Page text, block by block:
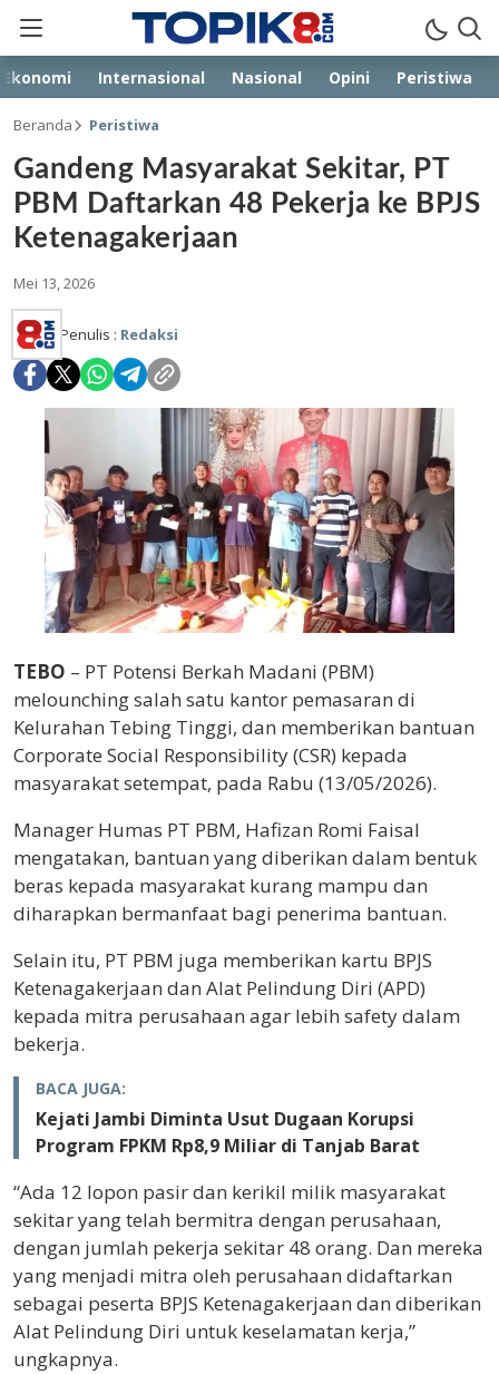
Ekonomi Internasional Nasional Opini Peristiwa
Beranda Peristiwa
Gandeng Masyarakat Sekitar, PT
PBM Daftarkan 48 Pekerja ke BPJS
Ketenagakerjaan
Mei 13, 2026
Penulis : Redaksi
TEBO – PT Potensi Berkah Madani (PBM)
melounching salah satu kantor pemasaran di
Kelurahan Tebing Tinggi, dan memberikan bantuan
Corporate Social Responsibility (CSR) kepada
masyarakat setempat, pada Rabu (13/05/2026).
Manager Humas PT PBM, Hafizan Romi Faisal
mengatakan, bantuan yang diberikan dalam bentuk
beras kepada masyarakat kurang mampu dan
diharapkan bermanfaat bagi penerima bantuan.
Selain itu, PT PBM juga memberikan kartu BPJS
Ketenagakerjaan dan Alat Pelindung Diri (APD)
kepada mitra perusahaan agar lebih safety dalam
bekerja.
BACA JUGA:
Kejati Jambi Diminta Usut Dugaan Korupsi
Program FPKM Rp8,9 Miliar di Tanjab Barat
“Ada 12 lopon pasir dan kerikil milik masyarakat
sekitar yang telah bermitra dengan perusahaan,
dengan jumlah pekerja sekitar 48 orang. Dan mereka
yang menjadi mitra oleh perusahaan didaftarkan
sebagai peserta BPJS Ketenagakerjaan dan diberikan
Alat Pelindung Diri untuk keselamatan kerja,”
ungkapnya.